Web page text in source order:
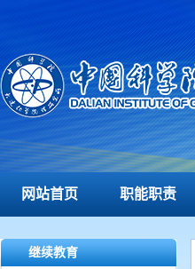
网站首页 职能职责
继续教育